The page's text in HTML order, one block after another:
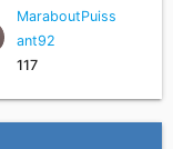
MaraboutPuiss
ant92
117